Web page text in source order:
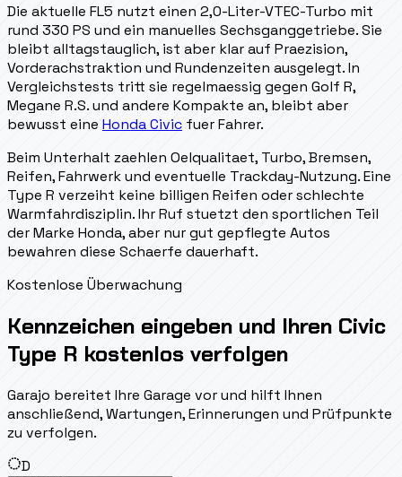
Die aktuelle FL5 nutzt einen 2,0-Liter-VTEC-Turbo mit
rund 330 PS und ein manuelles Sechsganggetriebe. Sie
bleibt alltagstauglich, ist aber klar auf Praezision,
Vorderachstraktion und Rundenzeiten ausgelegt. In
Vergleichstests tritt sie regelmaessig gegen Golf R,
Megane R.S. und andere Kompakte an, bleibt aber
bewusst eine Honda Civic fuer Fahrer.
Beim Unterhalt zaehlen Oelqualitaet, Turbo, Bremsen,
Reifen, Fahrwerk und eventuelle Trackday-Nutzung. Eine
Type R verzeiht keine billigen Reifen oder schlechte
Warmfahrdisziplin. Ihr Ruf stuetzt den sportlichen Teil
der Marke Honda, aber nur gut gepflegte Autos
bewahren diese Schaerfe dauerhaft.
Kostenlose Überwachung
Kennzeichen eingeben und Ihren Civic
Type R kostenlos verfolgen
Garajo bereitet Ihre Garage vor und hilft Ihnen
anschließend, Wartungen, Erinnerungen und Prüfpunkte
zu verfolgen.
D